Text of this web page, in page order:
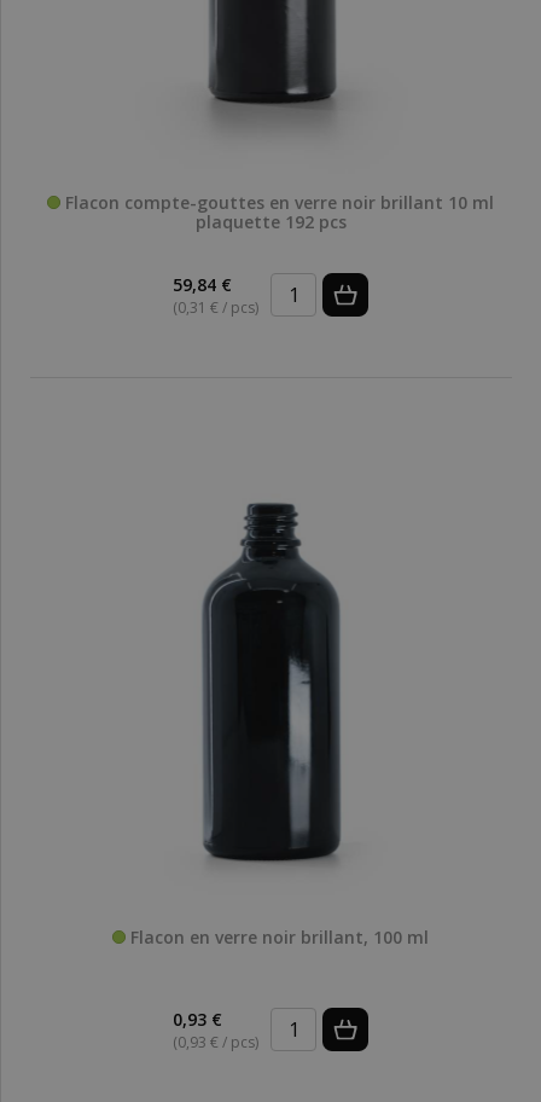
Flacon compte-gouttes en verre noir brillant 10 ml
plaquette 192 pcs
59,84 €
(0,31 € / pcs)
Flacon en verre noir brillant, 100 ml
0,93 €
(0,93 € / pcs)